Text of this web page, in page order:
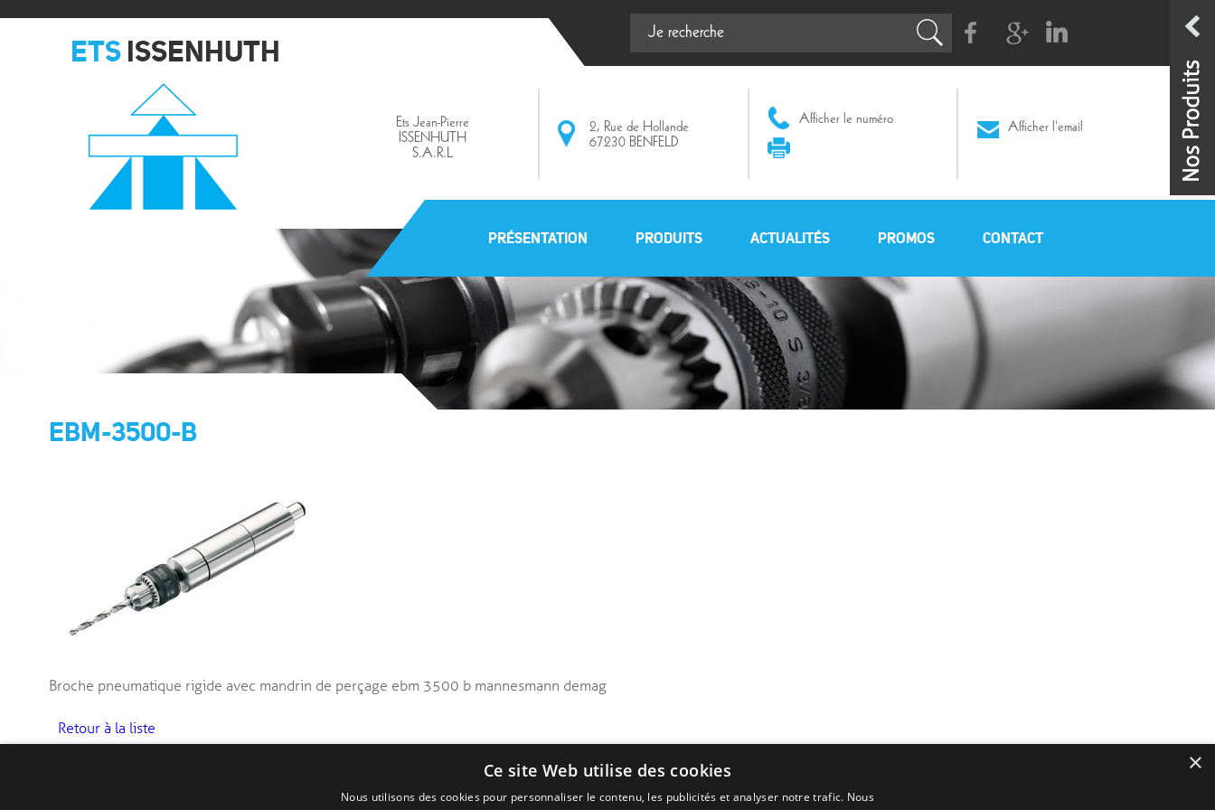
ETS ISSENHUTH Facebook
G+ Linkedin
Ets Jean-Pierre
ISSENHUTH
S.A.R.L
2, Rue de Hollande
67230 BENFELD
Afficher le numéro
Afficher l'email
PRÉSENTATION PRODUITS ACTUALITÉS PROMOS CONTACT
EBM-3500-B
Broche pneumatique rigide avec mandrin de perçage ebm 3500 b mannesmann demag
Retour à la liste
Copyright © 2015 - J. Pierre Issenhuth SARL
×
Ce site Web utilise des cookies
Nous utilisons des cookies pour personnaliser le contenu, les publicités et analyser notre trafic. Nous